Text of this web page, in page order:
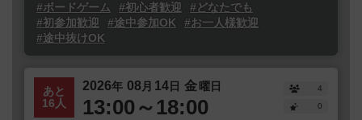
#ボードゲーム
#初心者歓迎
#どなたでも
#初参加歓迎
#途中参加OK
#お一人様歓迎
#途中抜けOK
あと
16人
2026年 08 月 14日 金曜日
13:00～18:00
4
0